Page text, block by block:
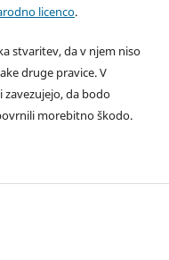
licenco.
stvaritev, da v njem niso
druge pravice. V
da bodo
morebitno škodo.